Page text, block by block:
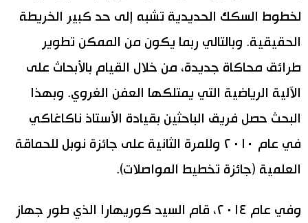
لخطوط السكك الحديدية تشبه إلى حد كبير الخريطة
الحقيقية. وبالتالي ربما يكون من الممكن تطوير
طرائق محاكاة جديدة، من خلال القيام بالأبحاث على
الآلية الرياضية التي يمتلكها العفن الغروي. وبهذا
البحث حصل فريق الباحثين بقيادة الأستاذ ناكاغاكي
في عام ٢٠١٠ وللمرة الثانية على جائزة نوبل للحماقة
العلمية (جائزة تخطيط المواصلات).
وفي عام ٢٠١٤، قام السيد كوريهارا الذي طور جهاز